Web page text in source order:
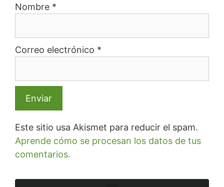
Nombre *
Correo electrónico *
Este sitio usa Akismet para reducir el spam.
Aprende cómo se procesan los datos de tus
comentarios.